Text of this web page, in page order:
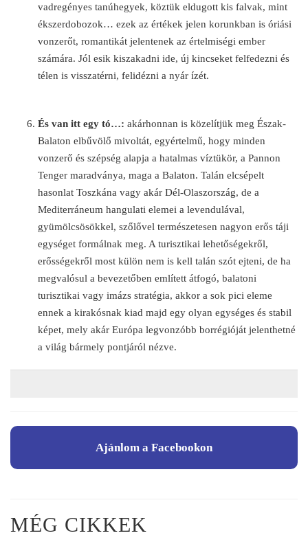
vadregényes tanúhegyek, köztük eldugott kis falvak, mint
ékszerdobozok… ezek az értékek jelen korunkban is óriási
vonzerőt, romantikát jelentenek az értelmiségi ember
számára. Jól esik kiszakadni ide, új kincseket felfedezni és
télen is visszatérni, felidézni a nyár ízét.
És van itt egy tó…: akárhonnan is közelítjük meg Észak-
Balaton elbűvölő mivoltát, egyértelmű, hogy minden
vonzerő és szépség alapja a hatalmas víztükör, a Pannon
Tenger maradványa, maga a Balaton. Talán elcsépelt
hasonlat Toszkána vagy akár Dél-Olaszország, de a
Mediterráneum hangulati elemei a levendulával,
gyümölcsösökkel, szőlővel természetesen nagyon erős táji
egységet formálnak meg. A turisztikai lehetőségekről,
erősségekről most külön nem is kell talán szót ejteni, de ha
megvalósul a bevezetőben említett átfogó, balatoni
turisztikai vagy imázs stratégia, akkor a sok pici eleme
ennek a kirakósnak kiad majd egy olyan egységes és stabil
képet, mely akár Európa legvonzóbb borrégióját jelenthetné
a világ bármely pontjáról nézve.
Ajánlom a Facebookon
MÉG CIKKEK